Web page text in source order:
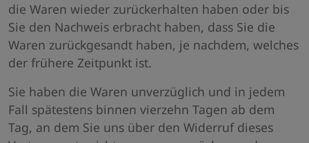
die Waren wieder zurückerhalten haben oder bis
Sie den Nachweis erbracht haben, dass Sie die
Waren zurückgesandt haben, je nachdem, welches
der frühere Zeitpunkt ist.
Sie haben die Waren unverzüglich und in jedem
Fall spätestens binnen vierzehn Tagen ab dem
Tag, an dem Sie uns über den Widerruf dieses